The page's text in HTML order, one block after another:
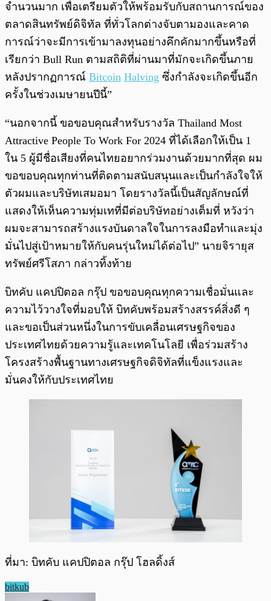
จำนวนมาก เพื่อเตรียมตัวให้พร้อมรับกับสถานการณ์ของ
ตลาดสินทรัพย์ดิจิทัล ที่ทั่วโลกต่างจับตามองและคาด
การณ์ว่าจะมีการเข้ามาลงทุนอย่างคึกคักมากขึ้นหรือที่
เรียกว่า Bull Run ตามสถิติที่ผ่านมาที่มักจะเกิดขึ้นภาย
หลังปรากฏการณ์ Bitcoin Halving ซึ่งกำลังจะเกิดขึ้นอีก
ครั้งในช่วงเมษายนปีนี้”
“นอกจากนี้ ขอขอบคุณสำหรับรางวัล Thailand Most
Attractive People To Work For 2024 ที่ได้เลือกให้เป็น 1
ใน 5 ผู้มีชื่อเสียงที่คนไทยอยากร่วมงานด้วยมากที่สุด ผม
ขอขอบคุณทุกท่านที่ติดตามสนับสนุนและเป็นกำลังใจให้
ตัวผมและบริษัทเสมอมา โดยรางวัลนี้เป็นสัญลักษณ์ที่
แสดงให้เห็นความทุ่มเทที่มีต่อบริษัทอย่างเต็มที่ หวังว่า
ผมจะสามารถสร้างแรงบันดาลใจในการลงมือทำและมุ่ง
มั่นไปสู่เป้าหมายให้กับคนรุ่นใหม่ได้ต่อไป” นายจิรายุส
ทรัพย์ศรีโสภา กล่าวทิ้งท้าย
บิทคับ แคปปิตอล กรุ๊ป ขอขอบคุณทุกความเชื่อมั่นและ
ความไว้วางใจที่มอบให้ บิทคับพร้อมสร้างสรรค์สิ่งดี ๆ
และขอเป็นส่วนหนึ่งในการขับเคลื่อนเศรษฐกิจของ
ประเทศไทยด้วยความรู้และเทคโนโลยี เพื่อร่วมสร้าง
โครงสร้างพื้นฐานทางเศรษฐกิจดิจิทัลที่แข็งแรงและ
มั่นคงให้กับประเทศไทย
ที่มา: บิทคับ แคปปิตอล กรุ๊ป โฮลดิ้งส์
bitkub